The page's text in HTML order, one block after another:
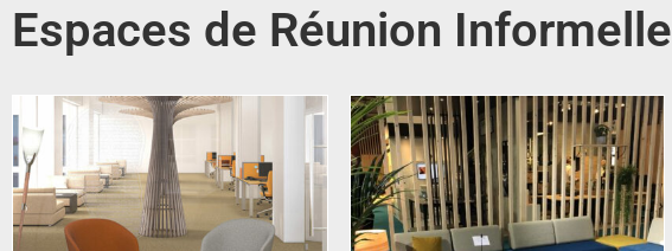
Espaces de Réunion Informelle